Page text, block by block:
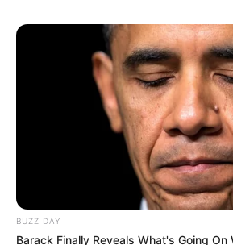
BUZZ DAY
Barack Finally Reveals What's Going On